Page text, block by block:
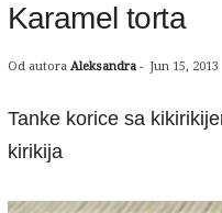
Karamel torta
Od autora Aleksandra- Jun 15, 2013
Tanke korice sa
kirikija